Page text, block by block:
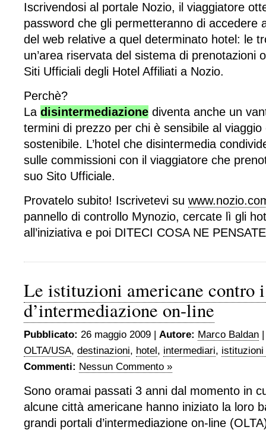
Iscrivendosi al portale Nozio, il viaggiatore
password che gli permetteranno di accedere
del web relative a quel determinato hotel: le
un’area riservata del sistema di prenotazioni
Siti Ufficiali degli Hotel Affiliati a Nozio.
Perchè?
La disintermediazione diventa anche un
termini di prezzo per chi è sensibile al
sostenibile. L’hotel che disintermedia
sulle commissioni con il viaggiatore che
suo Sito Ufficiale.
Provatelo subito! Iscrivetevi su
pannello di controllo Mynozio, cercate lì gli
all’iniziativa e poi DITECI COSA NE
Le istituzioni americane contro
d’intermediazione on-line
Pubblicato: 26 maggio 2009 | Autore: Marco Baldan
OLTA/USA, destinazioni, hotel, intermediari,
Commenti: Nessun Commento »
Sono oramai passati 3 anni dal momento in
alcune città americane hanno iniziato la loro
grandi portali d’intermediazione on-line